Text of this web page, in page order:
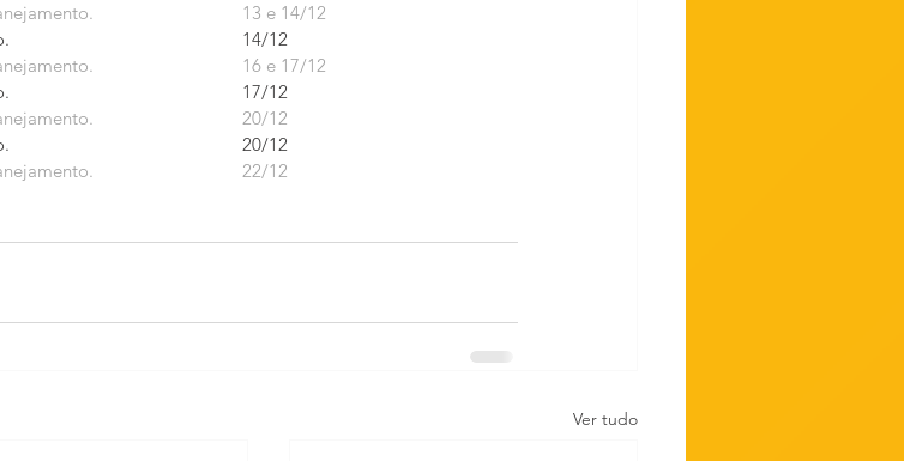
Matrícula das/os aprovadas/os no 1º remanejamento. 			13 e 14/12
Divulgação da 2ª Lista de Remanejamento. 					14/12
Matrícula das/os aprovadas/os no 2º remanejamento. 			16 e 17/12
Divulgação da 3ª Lista de Remanejamento. 					17/12
Matrícula das/os aprovadas/os no 3º remanejamento. 			20/12
Divulgação da 4ª Lista de Remanejamento. 					20/12
Matrícula das/os aprovadas/os no 4º remanejamento. 			22/12
Ver tudo